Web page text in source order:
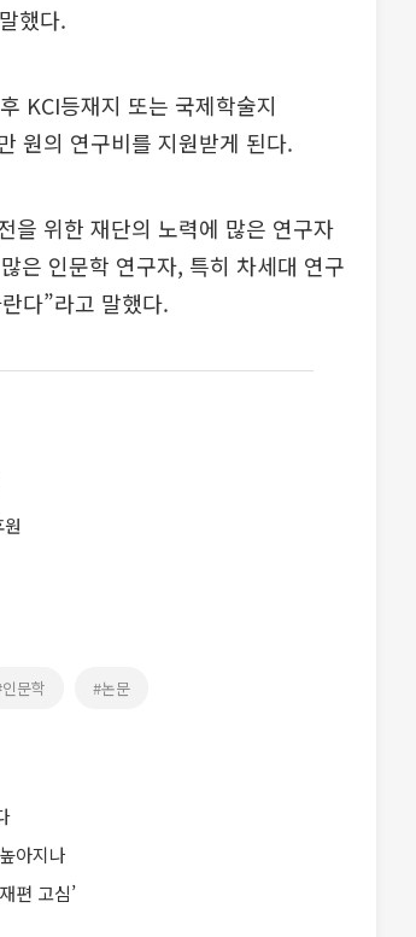
했다.
KCI등재지 또는 국제학술지
원의 연구비를 지원받게 된다.
을 위한 재단의 노력에 많은 연구자
은 인문학 연구자, 특히 차세대 연구
다”라고 말했다.
문학 #논문
아지나
편 고심’